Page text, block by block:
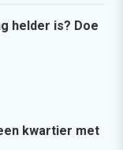
helder is? Doe
kwartier met